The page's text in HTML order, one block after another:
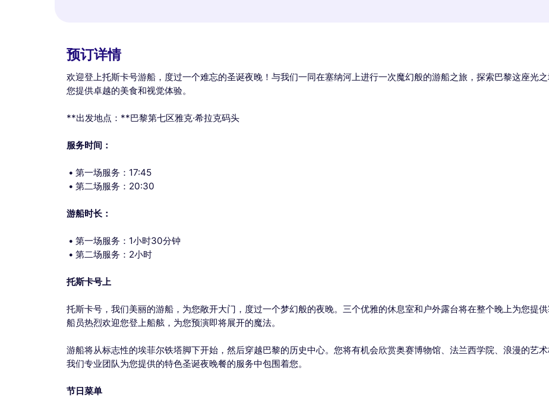
预订详情
欢迎登上托斯卡号游船，度过一个难忘的圣诞夜晚！与我们一同在塞纳河上进行一次魔幻般的游船之旅，探索巴黎这座光
您提供卓越的美食和视觉体验。
**出发地点：**巴黎第七区雅克·希拉克码头
服务时间：
第一场服务：17:45
第二场服务：20:30
游船时长：
第一场服务：1小时30分钟
第二场服务：2小时
托斯卡号上
托斯卡号，我们美丽的游船，为您敞开大门，度过一个梦幻般的夜晚。三个优雅的休息室和户外露台将在整个晚上为您提
船员热烈欢迎您登上船舷，为您预演即将展开的魔法。
游船将从标志性的埃菲尔铁塔脚下开始，然后穿越巴黎的历史中心。您将有机会欣赏奥赛博物馆、法兰西学院、浪漫的艺
我们专业团队为您提供的特色圣诞夜晚餐的服务中包围着您。
节日菜单